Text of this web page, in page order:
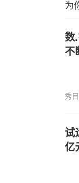
为
数
不
秀
试
亿